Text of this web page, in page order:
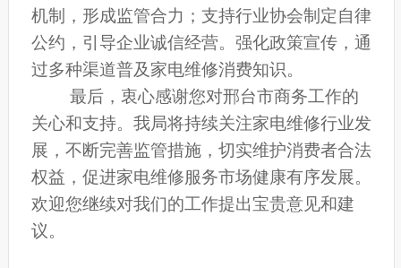
机制，形成监管合力；支持行业协会制定自律
公约，引导企业诚信经营。强化政策宣传，通
过多种渠道普及家电维修消费知识。
最后，衷心感谢您对邢台市商务工作的
关心和支持。我局将持续关注家电维修行业发
展，不断完善监管措施，切实维护消费者合法
权益，促进家电维修服务市场健康有序发展。
欢迎您继续对我们的工作提出宝贵意见和建
议。